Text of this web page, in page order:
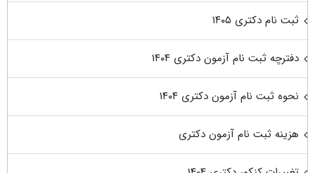
ثبت نام دکتری ۱۴۰۵
دفترچه ثبت نام آزمون دکتری ۱۴۰۴
نحوه ثبت نام آزمون دکتری ۱۴۰۴
هزینه ثبت نام آزمون دکتری